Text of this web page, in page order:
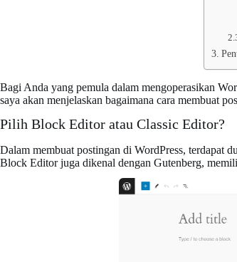
Bagi Anda yang pemula dalam mengoperasikan
saya akan menjelaskan bagaimana cara membuat
Pilih Block Editor atau Classic Editor?
Dalam membuat postingan di WordPress, terdapat
Block Editor juga dikenal dengan Gutenberg,